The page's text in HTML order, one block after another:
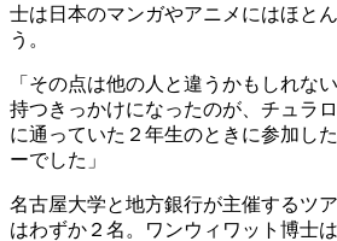
士は日本のマンガやアニメにはほと
う。
「その点は他の人と違うかもしれな
持つきっかけになったのが、チュラ
に通っていた２年生のときに参加し
ーでした」
名古屋大学と地方銀行が主催するツ
はわずか２名。ワンウィワット博士